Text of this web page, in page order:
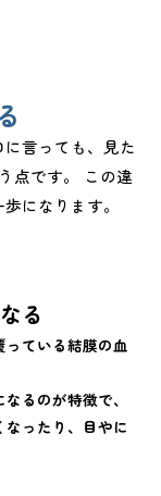
言っても、見た
点です。 この違
になります。
る
っている結膜の血
るのが特徴で、
ったり、目やに